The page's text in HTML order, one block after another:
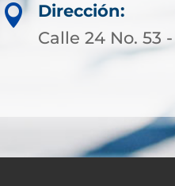

Dirección:
Calle 24 No. 53 -